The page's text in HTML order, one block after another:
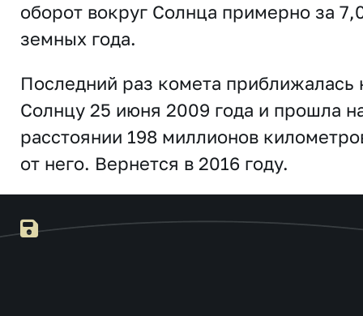
оборот вокруг Солнца примерно за
земных года.
Последний раз комета приближалась
Солнцу 25 июня 2009 года и прошла
расстоянии 198 миллионов
от него. Вернется в 2016 году.